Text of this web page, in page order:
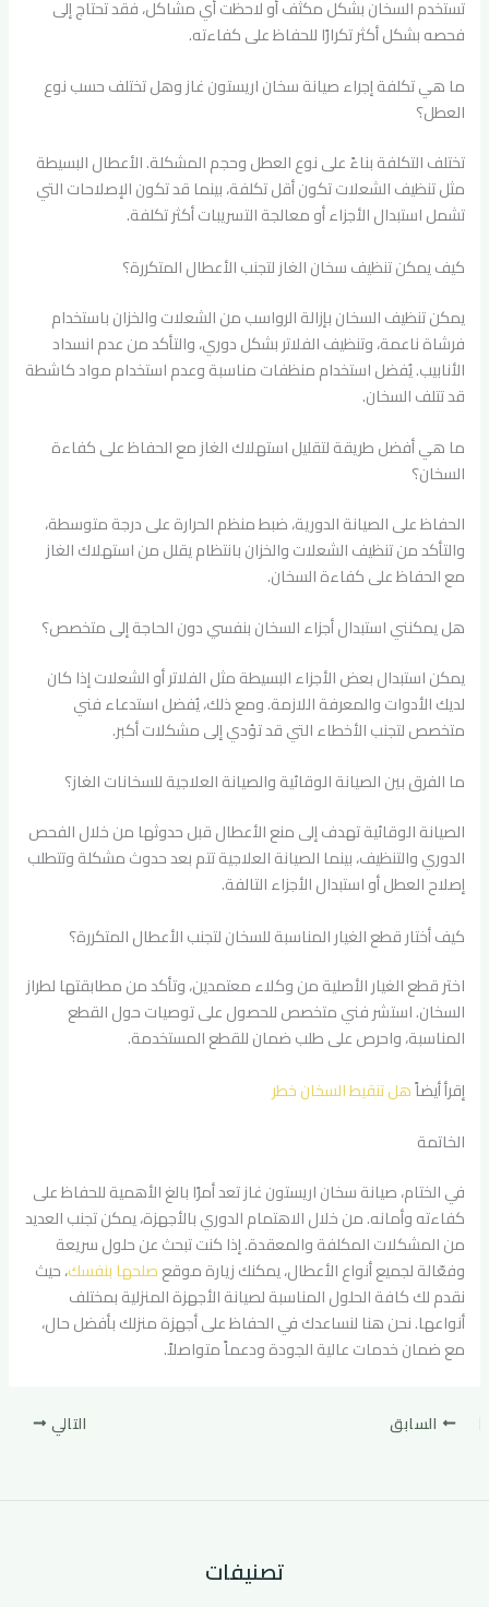
تستخدم السخان بشكل مكثف أو لاحظت أي مشاكل، فقد تحتاج إلى
فحصه بشكل أكثر تكرارًا للحفاظ على كفاءته.
ما هي تكلفة إجراء صيانة سخان اريستون غاز وهل تختلف حسب نوع
العطل؟
تختلف التكلفة بناءً على نوع العطل وحجم المشكلة. الأعطال البسيطة
مثل تنظيف الشعلات تكون أقل تكلفة، بينما قد تكون الإصلاحات التي
تشمل استبدال الأجزاء أو معالجة التسريبات أكثر تكلفة.
كيف يمكن تنظيف سخان الغاز لتجنب الأعطال المتكررة؟
يمكن تنظيف السخان بإزالة الرواسب من الشعلات والخزان باستخدام
فرشاة ناعمة، وتنظيف الفلاتر بشكل دوري، والتأكد من عدم انسداد
الأنابيب. يُفضل استخدام منظفات مناسبة وعدم استخدام مواد كاشطة
قد تتلف السخان.
ما هي أفضل طريقة لتقليل استهلاك الغاز مع الحفاظ على كفاءة
السخان؟
الحفاظ على الصيانة الدورية، ضبط منظم الحرارة على درجة متوسطة،
والتأكد من تنظيف الشعلات والخزان بانتظام يقلل من استهلاك الغاز
مع الحفاظ على كفاءة السخان.
هل يمكنني استبدال أجزاء السخان بنفسي دون الحاجة إلى متخصص؟
يمكن استبدال بعض الأجزاء البسيطة مثل الفلاتر أو الشعلات إذا كان
لديك الأدوات والمعرفة اللازمة. ومع ذلك، يُفضل استدعاء فني
متخصص لتجنب الأخطاء التي قد تؤدي إلى مشكلات أكبر.
ما الفرق بين الصيانة الوقائية والصيانة العلاجية للسخانات الغاز؟
الصيانة الوقائية تهدف إلى منع الأعطال قبل حدوثها من خلال الفحص
الدوري والتنظيف، بينما الصيانة العلاجية تتم بعد حدوث مشكلة وتتطلب
إصلاح العطل أو استبدال الأجزاء التالفة.
كيف أختار قطع الغيار المناسبة للسخان لتجنب الأعطال المتكررة؟
اختر قطع الغيار الأصلية من وكلاء معتمدين، وتأكد من مطابقتها لطراز
السخان. استشر فني متخصص للحصول على توصيات حول القطع
المناسبة، واحرص على طلب ضمان للقطع المستخدمة.
إقرأ أيضاًهل تنقيط السخان خطر
الخاتمة
في الختام، صيانة سخان اريستون غاز تعد أمرًا بالغ الأهمية للحفاظ على
كفاءته وأمانه. من خلال الاهتمام الدوري بالأجهزة، يمكن تجنب العديد
من المشكلات المكلفة والمعقدة. إذا كنت تبحث عن حلول سريعة
وفعّالة لجميع أنواع الأعطال، يمكنك زيارة موقعصلحها بنفسك، حيث
نقدم لك كافة الحلول المناسبة لصيانة الأجهزة المنزلية بمختلف
أنواعها. نحن هنا لنساعدك في الحفاظ على أجهزة منزلك بأفضل حال،
مع ضمان خدمات عالية الجودة ودعماً متواصلاً.
السابق التالي
تصنيفات